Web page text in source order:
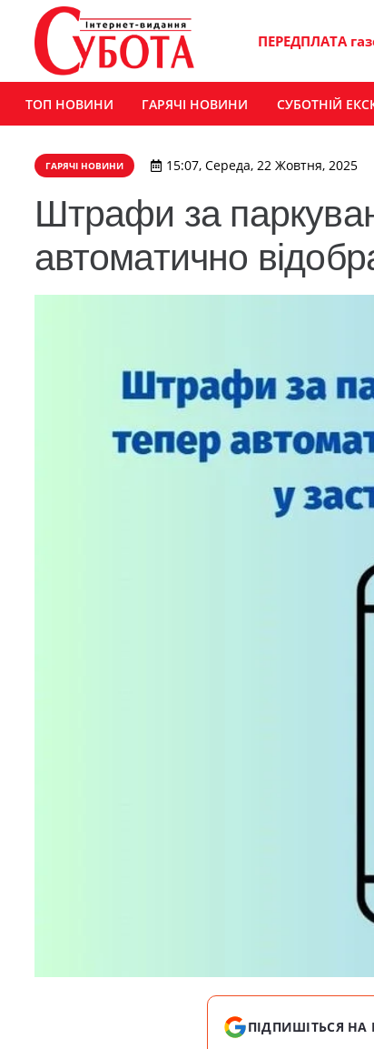
ПЕРЕДПЛАТА
ТОП НОВИНИ ГАРЯЧІ НОВИНИ СУБОТНІЙ
ГАРЯЧІ НОВИНИ 15:07, Середа, 22 Жовтня, 2025
Штрафи за
автоматично
ПІДПИШІТЬСЯ НА